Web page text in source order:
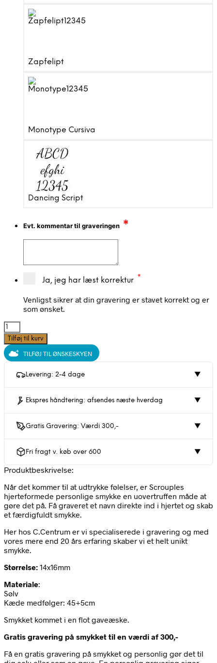
Zapfelipt
Monotype Cursiva
Dancing Script
Evt. kommentar til graveringen *
Ja, jeg har læst korrektur *
Venligst sikrer at din gravering er stavet korrekt og er
som ønsket.
Hjerte
halskæde
14x16mm,
Sølv,
Scrouples
antal
Tilføj til kurv
TILFØJ TIL ØNSKESKYEN
Levering: 2-4 dage ▼
Ekspres håndtering: afsendes næste hverdag ▼
Gratis Gravering: Værdi 300,- ▼
Fri fragt v. køb over 600 ▼
Produktbeskrivelse:
Når det kommer til at udtrykke følelser, er Scrouples
hjerteformede personlige smykke en uovertruffen måde at
gøre det på. Få graveret et navn direkte ind i hjertet og skab
et færdigfuldt smykke.
Her hos C.Centrum er vi specialiserede i gravering og med
vores mere end 20 års erfaring skaber vi et helt unikt
smykke.
Størrelse: 14x16mm
Materiale:
Sølv
Kæde medfølger: 45+5cm
Smykket kommet i en flot gaveæske.
Gratis gravering på smykket til en værdi af 300,-
Få en gratis gravering på smykket og personlig gør det til